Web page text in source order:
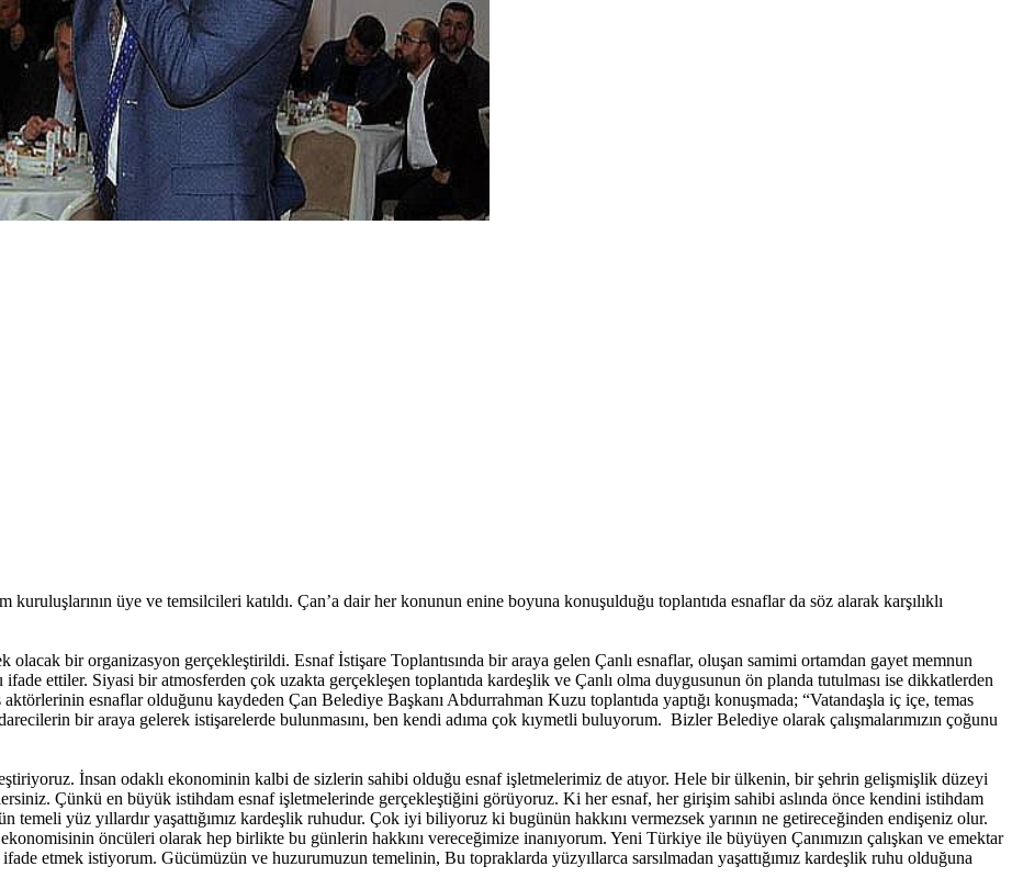
kuruluşlarının üye ve temsilcileri katıldı. Çan’a dair her konunun enine boyuna konuşulduğu toplantıda esnaflar da söz alarak karşılıklı
olacak bir organizasyon gerçekleştirildi. Esnaf İstişare Toplantısında bir araya gelen Çanlı esnaflar, oluşan samimi ortamdan gayet memnun
ettiler. Siyasi bir atmosferden çok uzakta gerçekleşen toplantıda kardeşlik ve Çanlı olma duygusunun ön planda tutulması ise dikkatlerden
esnaflar olduğunu kaydeden Çan Belediye Başkanı Abdurrahman Kuzu toplantıda yaptığı konuşmada; “Vatandaşla iç içe, temas
bir araya gelerek istişarelerde bulunmasını, ben kendi adıma çok kıymetli buluyorum. Bizler Belediye olarak çalışmalarımızın çoğunu
İnsan odaklı ekonominin kalbi de sizlerin sahibi olduğu esnaf işletmelerimiz de atıyor. Hele bir ülkenin, bir şehrin gelişmişlik düzeyi
Çünkü en büyük istihdam esnaf işletmelerinde gerçekleştiğini görüyoruz. Ki her esnaf, her girişim sahibi aslında önce kendini istihdam
yüz yıllardır yaşattığımız kardeşlik ruhudur. Çok iyi biliyoruz ki bugünün hakkını vermezsek yarının ne getireceğinden endişeniz olur.
öncüleri olarak hep birlikte bu günlerin hakkını vereceğimize inanıyorum. Yeni Türkiye ile büyüyen Çanımızın çalışkan ve emektar
etmek istiyorum. Gücümüzün ve huzurumuzun temelinin, Bu topraklarda yüzyıllarca sarsılmadan yaşattığımız kardeşlik ruhu olduğuna